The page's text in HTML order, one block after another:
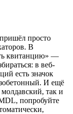
просто
В
квитанцию» —
в веб-
есть значок
И ещё
так и
попробуйте